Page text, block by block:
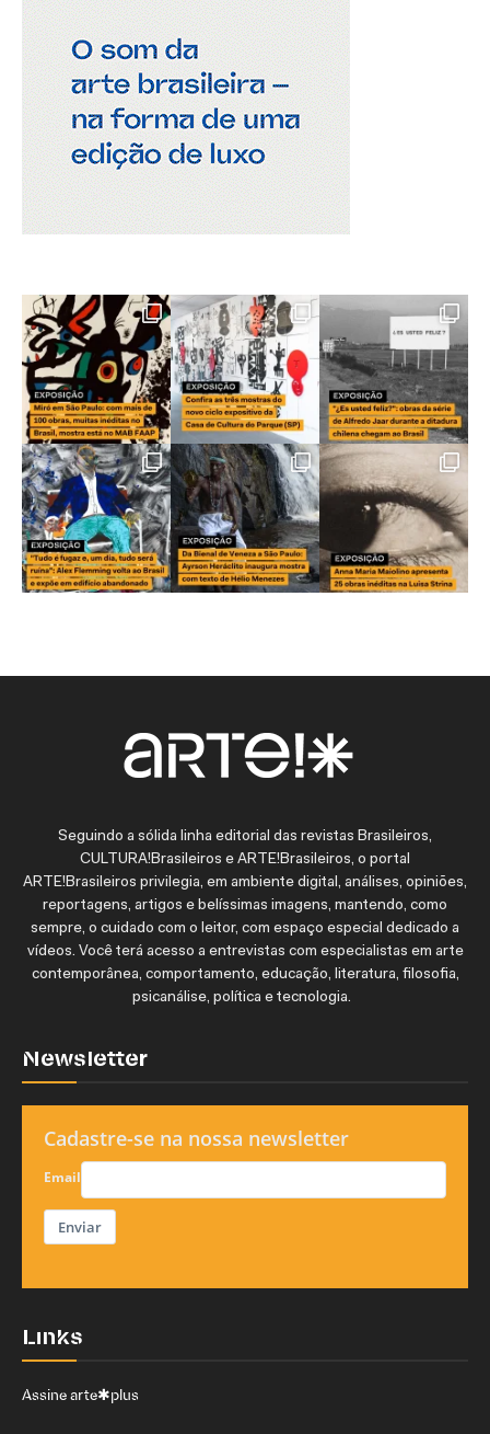
Seguindo a sólida linha editorial das revistas Brasileiros,
CULTURA!Brasileiros e ARTE!Brasileiros, o portal
ARTE!Brasileiros privilegia, em ambiente digital, análises, opiniões,
reportagens, artigos e belíssimas imagens, mantendo, como
sempre, o cuidado com o leitor, com espaço especial dedicado a
vídeos. Você terá acesso a entrevistas com especialistas em arte
contemporânea, comportamento, educação, literatura, filosofia,
psicanálise, política e tecnologia.
Newsletter
Cadastre-se na nossa newsletter
Email
Enviar
Links
Assine arte✱plus